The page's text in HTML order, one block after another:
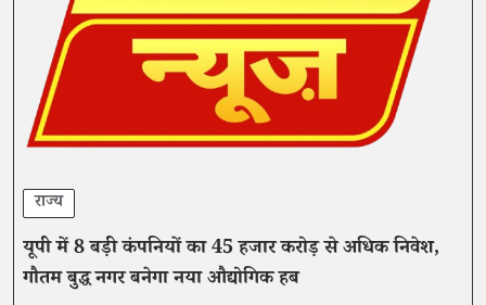
राज्य
यूपी में 8 बड़ी कंपनियों का 45 हजार करोड़ से अधिक निवेश,
गौतम बुद्ध नगर बनेगा नया औद्योगिक हब